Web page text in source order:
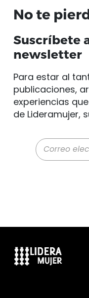
No te
Suscríbete
newsletter
Para estar al
publicaciones,
experiencias
de Lideramujer,
Correo